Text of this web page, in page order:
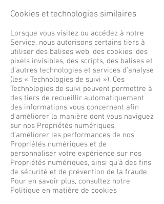
Cookies et technologies similaires
Lorsque vous visitez ou accédez à notre
Service, nous autorisons certains tiers à
utiliser des balises web, des cookies, des
pixels invisibles, des scripts, des balises et
d'autres technologies et services d'analyse
(les « Technologies de suivi »). Ces
Technologies de suivi peuvent permettre à
des tiers de recueillir automatiquement
des informations vous concernant afin
d'améliorer la manière dont vous naviguez
sur nos Propriétés numériques,
d'améliorer les performances de nos
Propriétés numériques et de
personnaliser votre expérience sur nos
Propriétés numériques, ainsi qu'à des fins
de sécurité et de prévention de la fraude.
Pour en savoir plus, consultez notre
Politique en matière de cookies